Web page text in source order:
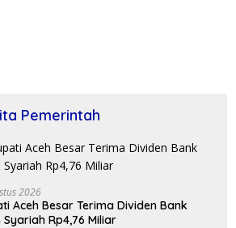
Pemerintah
2026
Aceh Besar Terima Dividen Bank
Syariah Rp4,76 Miliar